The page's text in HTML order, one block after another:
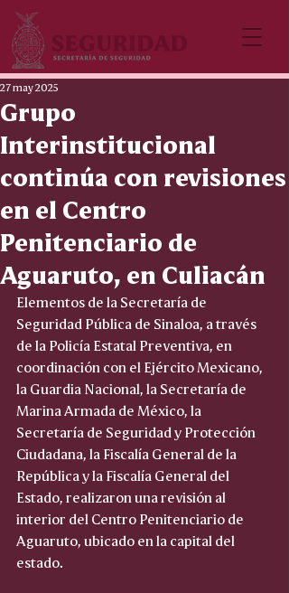
Grupo
Interinstitucional
continúa con revisiones
en el Centro
Penitenciario de
Aguaruto, en Culiacán
27 may 2025
Elementos de la Secretaría de
Seguridad Pública de Sinaloa, a través
de la Policía Estatal Preventiva, en
coordinación con el Ejército Mexicano,
la Guardia Nacional, la Secretaría de
Marina Armada de México, la
Secretaría de Seguridad y Protección
Ciudadana, la Fiscalía General de la
República y la Fiscalía General del
Estado, realizaron una revisión al
interior del Centro Penitenciario de
Aguaruto, ubicado en la capital del
estado.